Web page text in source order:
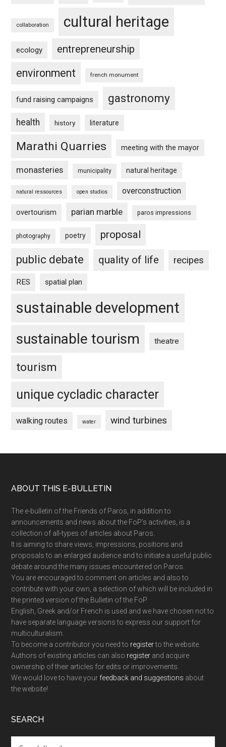
collaboration cultural heritage
ecology entrepreneurship
environment french monument
fund raising campaigns gastronomy
health history literature
Marathi Quarries meeting with the mayor
monasteries municipality natural heritage
natural ressources open studios overconstruction
overtourism parian marble paros impressions
photography poetry proposal
public debate quality of life recipes
RES spatial plan
sustainable development
sustainable tourism theatre
tourism
unique cycladic character
walking routes water wind turbines
Footer
ABOUT THIS E-BULLETIN
The e-bulletin of the Friends of Paros, in addition to
announcements and news about the FoP’s activities, is a
collection of all-types of articles about Paros.
It is aiming to share views, impressions, positions and
proposals to an enlarged audience and to initiate a useful public
debate around the many issues encountered on Paros.
You are encouraged to comment on articles and also to
contribute with your own, a selection of which will be included in
the printed version of the Bulletin of the FoP.
English, Greek and/or French is used and we have chosen not to
have separate language versions to express our support for
multiculturalism.
To become a contributor you need to registerto the website.
Authors of existing articles can also register and acquire
ownership of their articles for edits or improvements.
We would love to have your feedback and suggestions about
the website!
SEARCH